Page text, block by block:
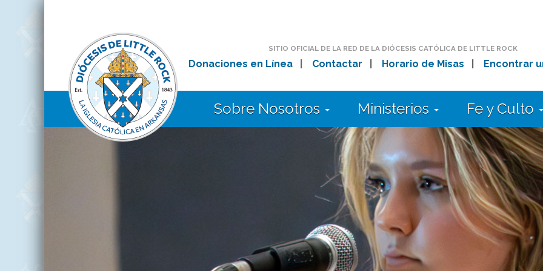
SITIO OFICIAL DE LA RED DE LA DIÓCESIS CATÓLICA DE LITTLE ROCK
Donaciones en Línea| Contactar Horario de Misas Encontrar
Sobre Nosotros Ministerios Fe y Culto